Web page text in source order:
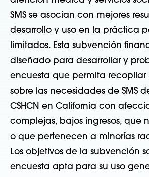
SMS se asocian con mejores
desarrollo y uso en la práctica
limitados. Esta subvención
diseñado para desarrollar y
encuesta que permita recopilar
sobre las necesidades de SMS
CSHCN en California con
complejas, bajos ingresos, que
o que pertenecen a minorías
Los objetivos de la subvención
encuesta apta para su uso